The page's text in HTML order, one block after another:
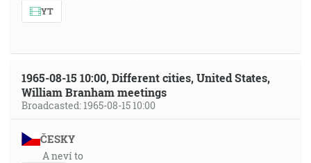
YT
1965-08-15 10:00, Different cities, United States,
William Branham meetings
Broadcasted: 1965-08-15 10:00
ČESKY
A neví to